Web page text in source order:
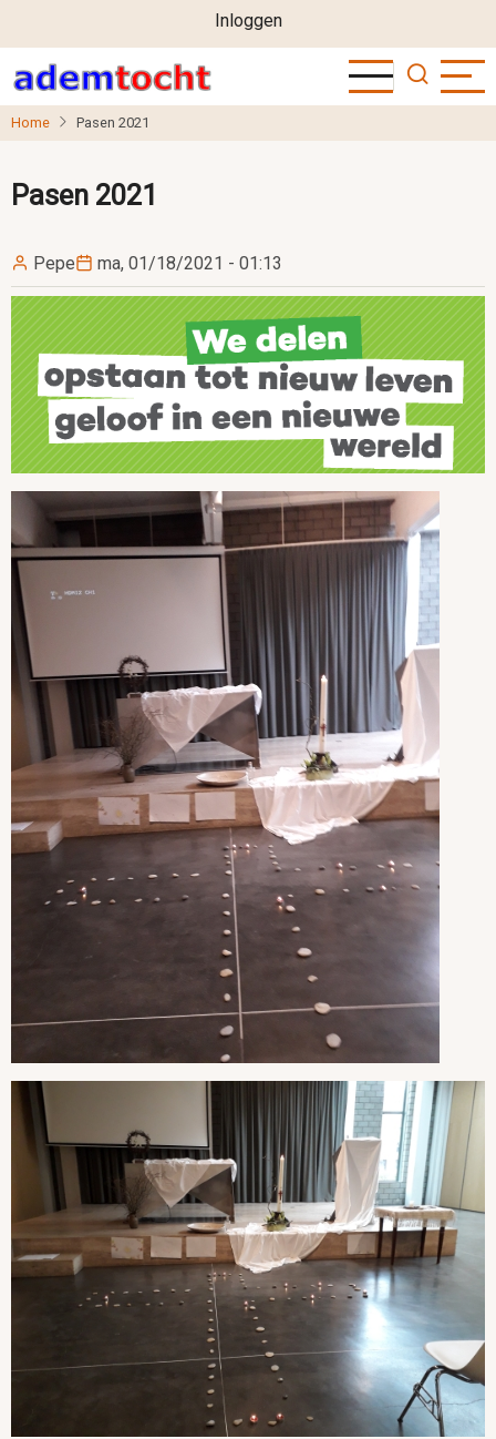
naar
de
inhoud
User
account
menu
Inloggen
Home Pasen 2021
Pasen 2021
Pepe ma, 01/18/2021 - 01:13
Image